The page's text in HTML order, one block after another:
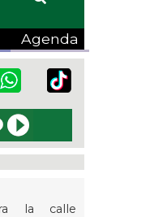
Agenda
la calle